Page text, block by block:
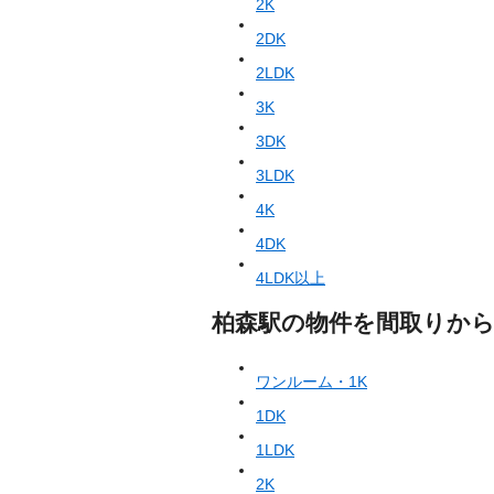
2K
2DK
2LDK
3K
3DK
3LDK
4K
4DK
4LDK以上
柏森駅の物件を間取りか
ワンルーム・1K
1DK
1LDK
2K